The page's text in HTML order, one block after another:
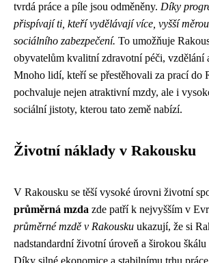
tvrdá práce a píle jsou odměněny. Díky
přispívají ti, kteří vydělávají více, vyšší
sociálního zabezpečení. To umožňuje
obyvatelům kvalitní zdravotní péči, vzdělání
Mnoho lidí, kteří se přestěhovali za prací do
pochvaluje nejen atraktivní mzdy, ale i
sociální jistoty, kterou tato země nabízí.
Životní náklady v Rakousku
V Rakousku se těší vysoké úrovni životní
průměrná mzda zde patří k nejvyšším v
průměrné mzdě v Rakousku ukazují, že si
nadstandardní životní úroveň a širokou